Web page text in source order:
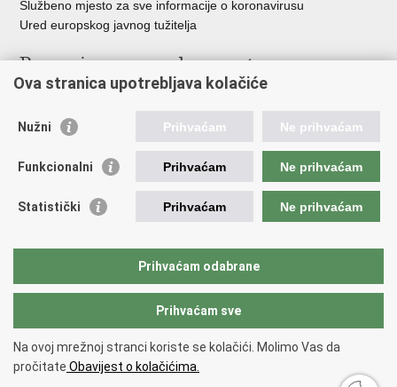
Službeno mjesto za sve informacije o koronavirusu
Ured europskog javnog tužitelja
Poveznice pravosudnog sustava
Državno odvjetništvo
Ured za suzbijanje korupcije i organiziranog kriminaliteta
Državno sudbeno vijeće
Državnoodvjetničko vijeće
Hrvatska odvjetnička komora
Europski pravosudni portal
Copyright © 2026 Ministarstvo pravosuđa, uprave i digitalne
transformacije Republike Hrvatske.
pristupačnosti.
Ova stranica upotrebljava kolačiće
Nužni Prihvaćam Ne prihvaćam
Funkcionalni Prihvaćam Ne prihvaćam
Statistički Prihvaćam Ne prihvaćam
Prihvaćam odabrane
Prihvaćam sve
Na ovoj mrežnoj stranci koriste se kolačići. Molimo Vas da
pročitate Obavijest o kolačićima.